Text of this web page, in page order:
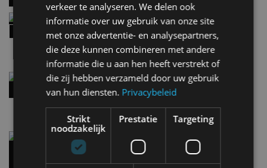
Review – Kia Niro Hybrid (2026), nog wel
relevant?
9:02
Street-art verklapt design nieuwe Smart #2
8:10
Gespot: een Chevrolet Corvette Z06
verkeer te analyseren. We delen ook
informatie over uw gebruik van onze site
met onze advertentie- en analysepartners,
die deze kunnen combineren met andere
informatie die u aan hen heeft verstrekt of
die zij hebben verzameld door uw gebruik
van hun diensten. Privacybeleid
Strikt
noodzakelijk
Prestatie Targeting